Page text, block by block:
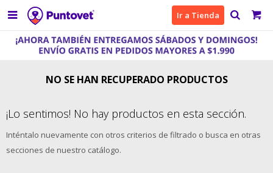
 Ir a Tienda
NO SE HAN RECUPERADO PRODUCTOS
¡Lo sentimos! No hay productos en esta sección.
Inténtalo nuevamente con otros criterios de filtrado o busca en otras
secciones de nuestro catálogo.